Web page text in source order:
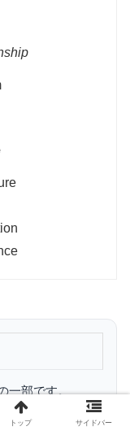
一部です。
トップ サイドバー